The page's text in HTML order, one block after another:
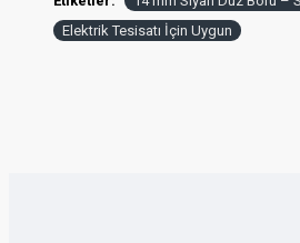
Elektrik Tesisatı İçin Uygun